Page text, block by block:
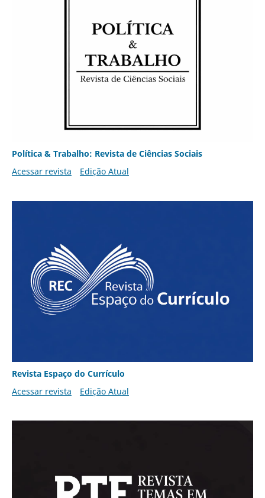
Política & Trabalho: Revista de Ciências Sociais
Acessar revista
Edição Atual
Revista Espaço do Currículo
Acessar revista
Edição Atual